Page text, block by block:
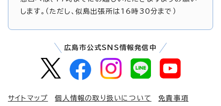
します。（ただし、似島出張所は16時30分まで）
広島市公式SNS情報発信中
サイトマップ 個人情報の取り扱いについて 免責事項